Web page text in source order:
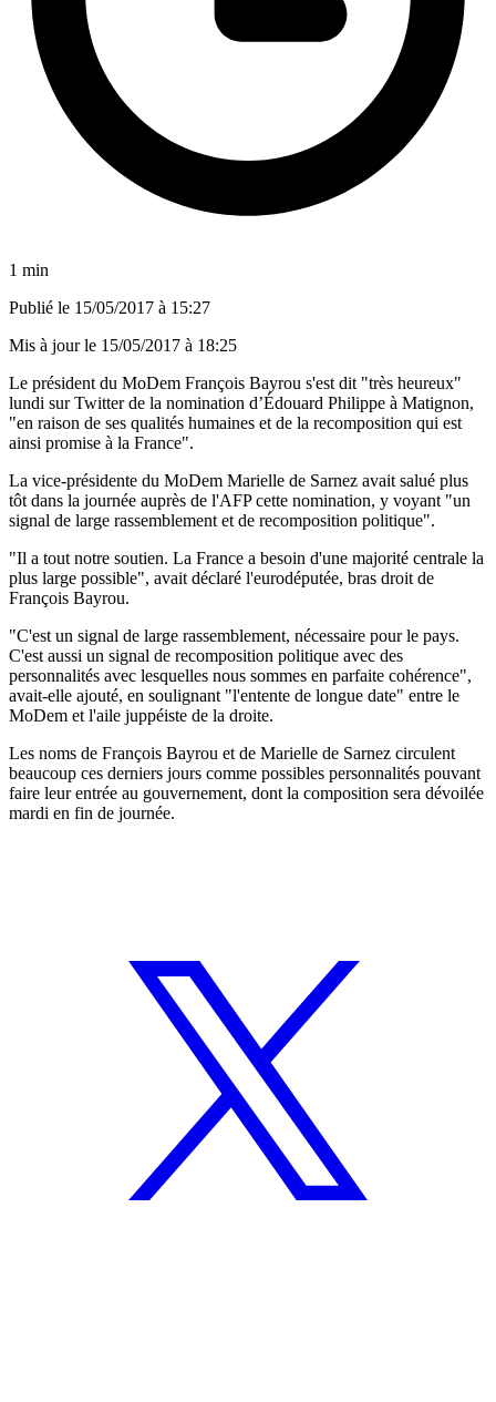
1 min
Publié le 15/05/2017 à 15:27
Mis à jour le 15/05/2017 à 18:25
Le président du MoDem François Bayrou s'est dit "très heureux"
lundi sur Twitter de la nomination d’Édouard Philippe à Matignon,
"en raison de ses qualités humaines et de la recomposition qui est
ainsi promise à la France".
La vice-présidente du MoDem Marielle de Sarnez avait salué plus
tôt dans la journée auprès de l'AFP cette nomination, y voyant "un
signal de large rassemblement et de recomposition politique".
"Il a tout notre soutien. La France a besoin d'une majorité centrale la
plus large possible", avait déclaré l'eurodéputée, bras droit de
François Bayrou.
"C'est un signal de large rassemblement, nécessaire pour le pays.
C'est aussi un signal de recomposition politique avec des
personnalités avec lesquelles nous sommes en parfaite cohérence",
avait-elle ajouté, en soulignant "l'entente de longue date" entre le
MoDem et l'aile juppéiste de la droite.
Les noms de François Bayrou et de Marielle de Sarnez circulent
beaucoup ces derniers jours comme possibles personnalités pouvant
faire leur entrée au gouvernement, dont la composition sera dévoilée
mardi en fin de journée.